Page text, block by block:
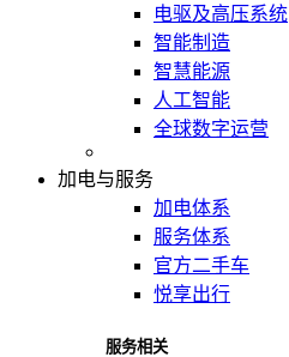
电驱及高压系统
智能制造
智慧能源
人工智能
全球数字运营
加电与服务
加电体系
服务体系
官方二手车
悦享出行
服务相关